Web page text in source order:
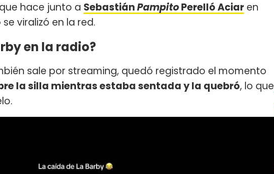
hace junto a SebastiánPampitoPerelló Aciar en
se viralizó en la red.
en la radio?
sale por streaming, quedó registrado el momento
la silla mientras estaba sentada y la quebró, lo que